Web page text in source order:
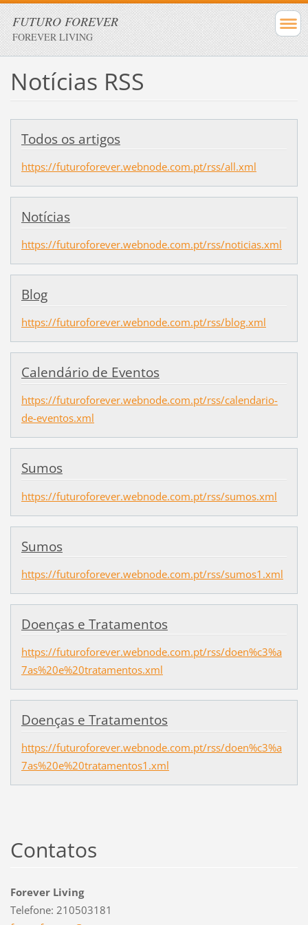
FUTURO FOREVER
FOREVER LIVING
Notícias RSS
Todos os artigos
https://futuroforever.webnode.com.pt/rss/all.xml
Notícias
https://futuroforever.webnode.com.pt/rss/noticias.xml
Blog
https://futuroforever.webnode.com.pt/rss/blog.xml
Calendário de Eventos
https://futuroforever.webnode.com.pt/rss/calendario-
de-eventos.xml
Sumos
https://futuroforever.webnode.com.pt/rss/sumos.xml
Sumos
https://futuroforever.webnode.com.pt/rss/sumos1.xml
Doenças e Tratamentos
https://futuroforever.webnode.com.pt/rss/doen%c3%a
7as%20e%20tratamentos.xml
Doenças e Tratamentos
https://futuroforever.webnode.com.pt/rss/doen%c3%a
7as%20e%20tratamentos1.xml
Contatos
Forever Living
Telefone: 210503181